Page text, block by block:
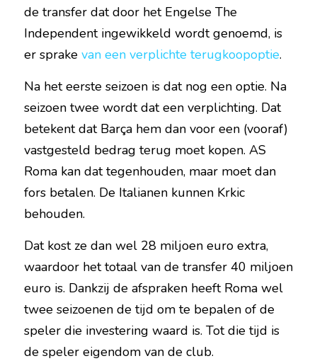
de transfer dat door het Engelse The
Independent ingewikkeld wordt genoemd, is
er sprake van een verplichte terugkoopoptie.
Na het eerste seizoen is dat nog een optie. Na
seizoen twee wordt dat een verplichting. Dat
betekent dat Barça hem dan voor een (vooraf)
vastgesteld bedrag terug moet kopen. AS
Roma kan dat tegenhouden, maar moet dan
fors betalen. De Italianen kunnen Krkic
behouden.
Dat kost ze dan wel 28 miljoen euro extra,
waardoor het totaal van de transfer 40 miljoen
euro is. Dankzij de afspraken heeft Roma wel
twee seizoenen de tijd om te bepalen of de
speler die investering waard is. Tot die tijd is
de speler eigendom van de club.